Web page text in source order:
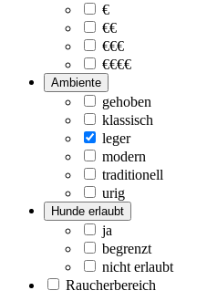
€
€€
€€€
€€€€
Ambiente
gehoben
klassisch
leger
modern
traditionell
urig
Hunde erlaubt
ja
begrenzt
nicht erlaubt
Raucherbereich